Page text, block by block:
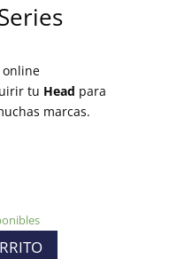
online
tu Head para
marcas.